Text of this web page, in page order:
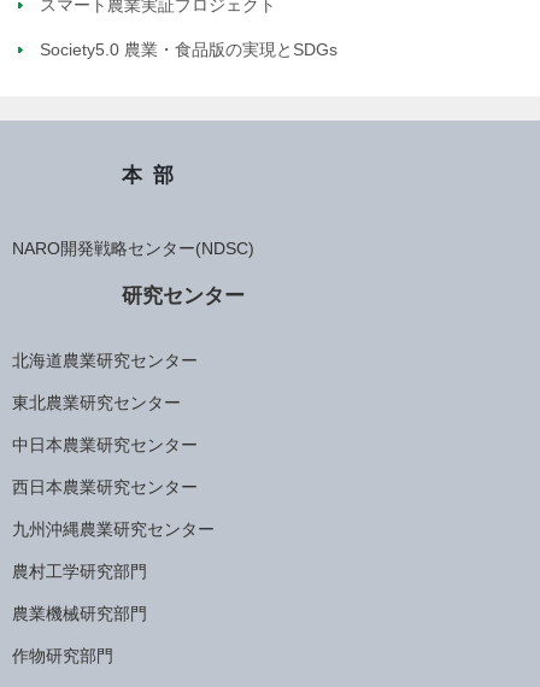
スマート農業実証プロジェクト
Society5.0 農業・食品版の実現とSDGs
本部
NARO開発戦略センター(NDSC)
研究センター
北海道農業研究センター
東北農業研究センター
中日本農業研究センター
西日本農業研究センター
九州沖縄農業研究センター
農村工学研究部門
農業機械研究部門
作物研究部門